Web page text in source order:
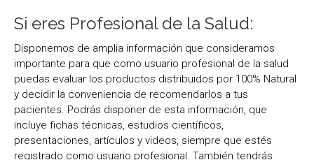
Si eres Profesional de la Salud:
Disponemos de amplia información que consideramos
importante para que como usuario profesional de la salud
puedas evaluar los productos distribuidos por 100% Natural
y decidir la conveniencia de recomendarlos a tus
pacientes. Podrás disponer de esta información, que
incluye fichas técnicas, estudios científicos,
presentaciones, artículos y videos, siempre que estés
registrado como usuario profesional. También tendrás